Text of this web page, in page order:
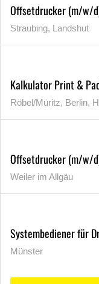
Offsetdrucker (m/w/
Straubing, Landshut
Kalkulator Print &
Röbel/Müritz, Berlin,
Offsetdrucker (m/w/
Weiler im Allgäu
Systembediener für
Münster